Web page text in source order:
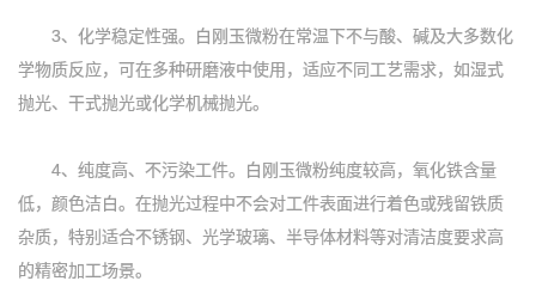
3、化学稳定性强‌。白刚玉微粉在常温下不与酸、碱及大多数化
学物质反应，可在多种研磨液中使用，适应不同工艺需求，如湿式
抛光、干式抛光或化学机械抛光。
4、纯度高、不污染工件‌。白刚玉微粉纯度较高，氧化铁含量
低，颜色洁白。在抛光过程中不会对工件表面进行着色或残留铁质
杂质，特别适合不锈钢、光学玻璃、半导体材料等对清洁度要求高
的精密加工场景。